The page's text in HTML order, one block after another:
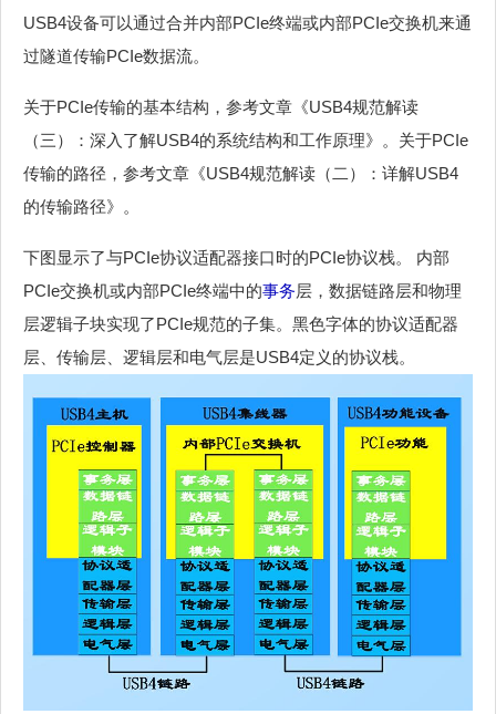
USB4设备可以通过合并内部PCIe终端或内部PCIe交换机来通
过隧道传输PCIe数据流。
关于PCIe传输的基本结构，参考文章《USB4规范解读
（三）：深入了解USB4的系统结构和工作原理》。关于PCIe
传输的路径，参考文章《USB4规范解读（二）：详解USB4
的传输路径》。
下图显示了与PCIe协议适配器接口时的PCIe协议栈。 内部
PCIe交换机或内部PCIe终端中的事务层，数据链路层和物理
层逻辑子块实现了PCIe规范的子集。黑色字体的协议适配器
层、传输层、逻辑层和电气层是USB4定义的协议栈。